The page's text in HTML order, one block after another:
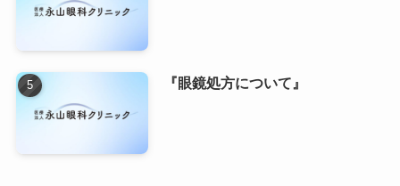
『眼鏡処方について』